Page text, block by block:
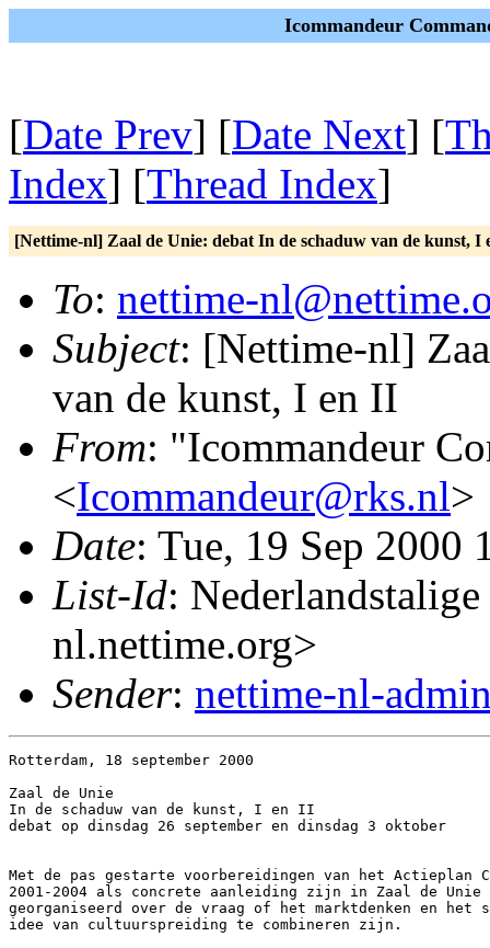
Icommandeur
[Date Prev] [Date Next] [
Index] [Thread Index]
[Nettime-nl] Zaal de Unie: debat In de schaduw van de kunst, I
To: nettime-
Subject: [Nettime-nl]
van de kunst, I en II
From: "Icommandeur
<Icommandeur@rks.nl>
Date: Tue, 19 Sep 2000
List-Id:
nl.nettime.org>
Sender: nettime-nl-
Rotterdam, 18 september 2000
Zaal de Unie
In de schaduw van de kunst, I en II
debat op dinsdag 26 september en dinsdag 3 oktober
Met de pas gestarte voorbereidingen van het Actieplan
2001-2004 als concrete aanleiding zijn in Zaal de Unie
georganiseerd over de vraag of het marktdenken en het
idee van cultuurspreiding te combineren zijn.